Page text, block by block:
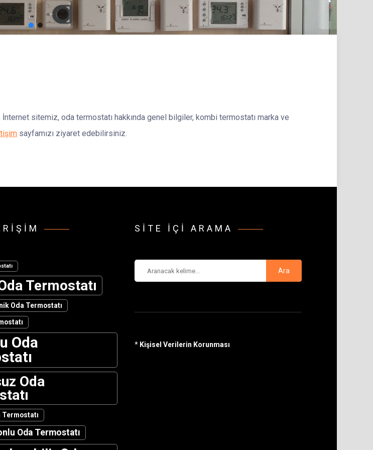
sitemiz, oda termostatı hakkında genel bilgiler, kombi termostatı marka ve
sayfamızı ziyaret edebilirsiniz.
Termostatı
Oda Termostatı
Oda
Oda
Termostatı
Oda Termostatı
SITE IÇI ARAMA
* Kişisel Verilerin Korunması